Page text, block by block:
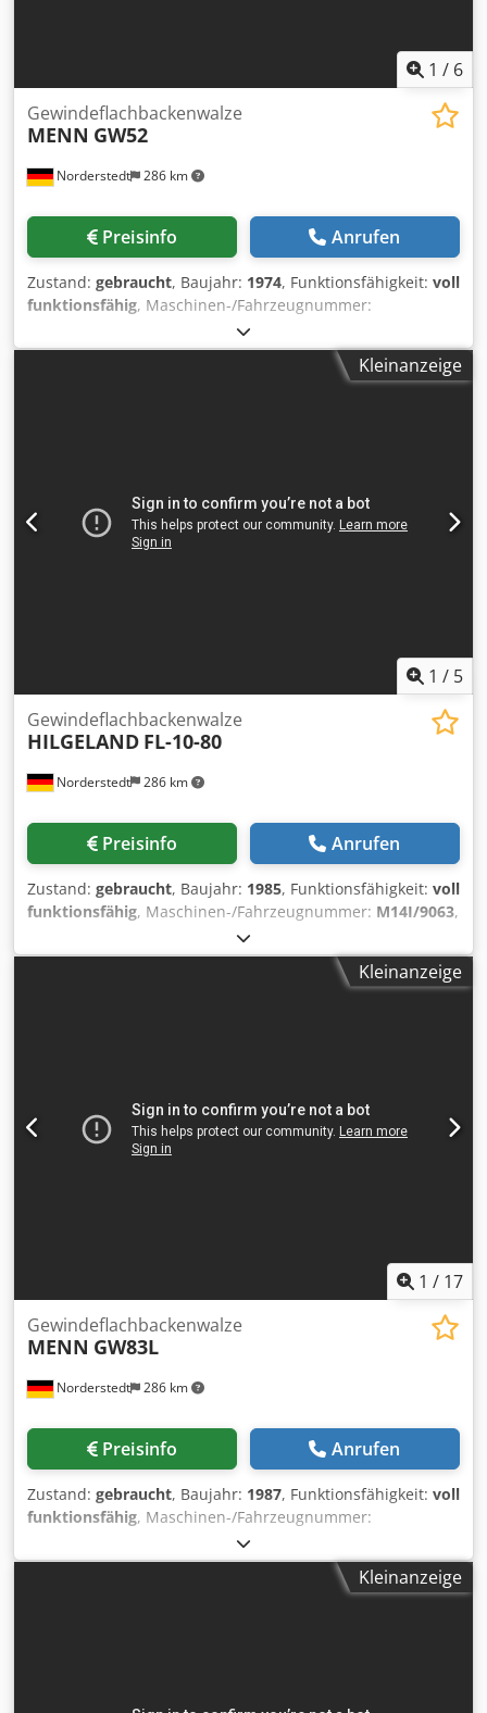
1 / 6
Norderstedt 286 km
Gewindeflachbackenwalze
MENN GW52
Preisinfo Anrufen
Zustand: gebraucht, Baujahr: 1974, Funktionsfähigkeit: voll
funktionsfähig, Maschinen-/Fahrzeugnummer:
, Offertennummer: M14L/8822 Maschinenart:
Gewindeflachbackenwalze Fabrikat: MENN Typ: GW52
Baujahr: 1974 Durchmesserbereich: 2,5-6 mm Dkjdswi Ti
Kleinanzeige
1 / 5
Norderstedt 286 km
Gewindeflachbackenwalze
HILGELAND FL-10-80
Preisinfo Anrufen
Zustand: gebraucht, Baujahr: 1985, Funktionsfähigkeit: voll
funktionsfähig, Maschinen-/Fahrzeugnummer: M14I/9063,
Offertennummer: M14I/9063 Maschinenart:
Gewindeflachbackenwalze Info: Schwingförderer Fabrikat:
Kleinanzeige
1 / 17
Norderstedt 286 km
Gewindeflachbackenwalze
MENN GW83L
Preisinfo Anrufen
Zustand: gebraucht, Baujahr: 1987, Funktionsfähigkeit: voll
funktionsfähig, Maschinen-/Fahrzeugnummer:
, Offertennummer: M14L/8402 Maschinenart:
Gewindeflachbackenwalze Info: Schwingförderer Fabrikat:
MENN Dsdpfxewi S A Ns Aagjkr Typ: GW83L Baujahr: 1987
Kleinanzeige